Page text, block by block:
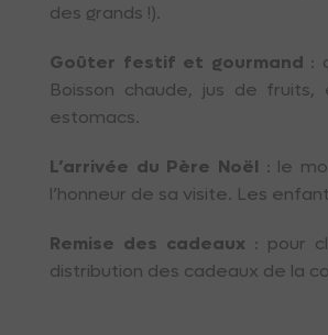
des grands !).
Goûter festif et gourmand :
Boisson chaude, jus de
estomacs.
L’arrivée du Père Noël : le
l’honneur de sa visite. Les
Remise des cadeaux : pour
distribution des cadeaux de la